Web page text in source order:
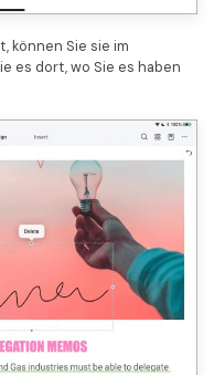
können Sie sie im
es dort, wo Sie es haben